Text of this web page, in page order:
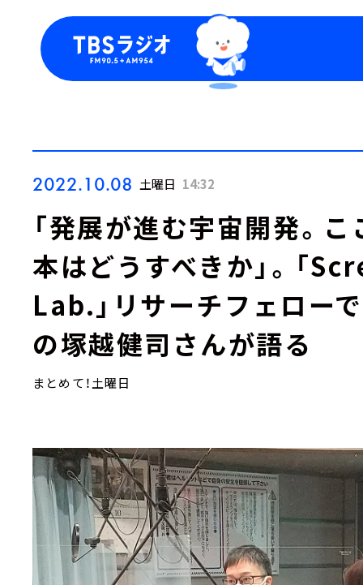
2022.10.08 土曜日 14:32
「発展が進む宇宙開発。
本はどうすべきか」。「
Lab.」リサーチフェロー
の塚越健司さんが語る
まとめて！土曜日